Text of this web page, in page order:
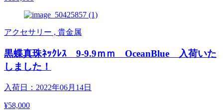
アクセサリー , 貴金属
黒蝶真珠ﾈｯｸﾚｽ 9-9.9ｍｍ OceanBlue 入荷いた
しました！
入荷日：2022年06月14日
¥58,000